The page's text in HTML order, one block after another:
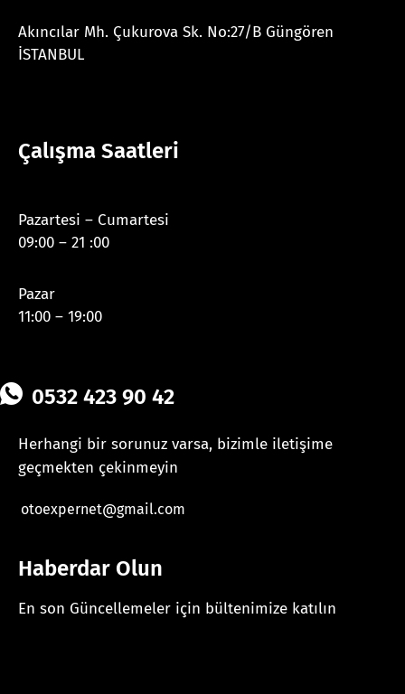
Akıncılar Mh. Çukurova Sk. No:27/B Güngören
İSTANBUL
Çalışma Saatleri
Pazartesi – Cumartesi
09:00 – 21 :00
Pazar
11:00 – 19:00
0532 423 90 42
Herhangi bir sorunuz varsa, bizimle iletişime
geçmekten çekinmeyin
otoexpernet@gmail.com
Haberdar Olun
En son Güncellemeler için bültenimize katılın